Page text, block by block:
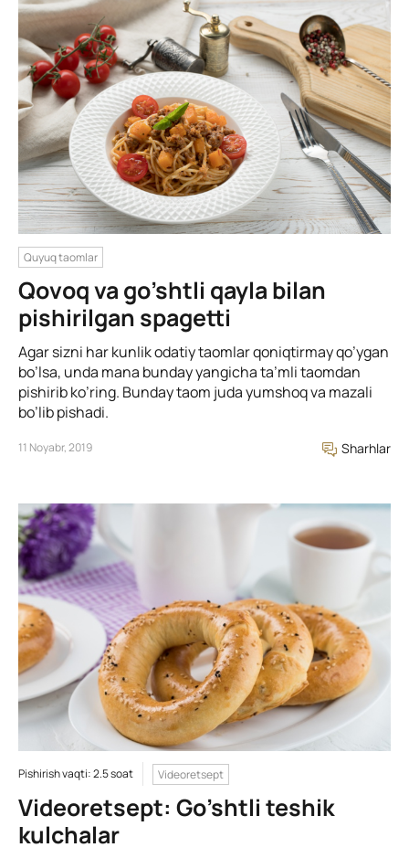
Quyuq taomlar
Qovoq va go’shtli qayla bilan
pishirilgan spagetti
Agar sizni har kunlik odatiy taomlar qoniqtirmay qo’ygan
bo’lsa, unda mana bunday yangicha ta’mli taomdan
pishirib ko’ring. Bunday taom juda yumshoq va mazali
bo’lib pishadi.
11 Noyabr, 2019 Sharhlar
Pishirish vaqti: 2.5 soat Videoretsept
Videoretsept: Go’shtli teshik
kulchalar